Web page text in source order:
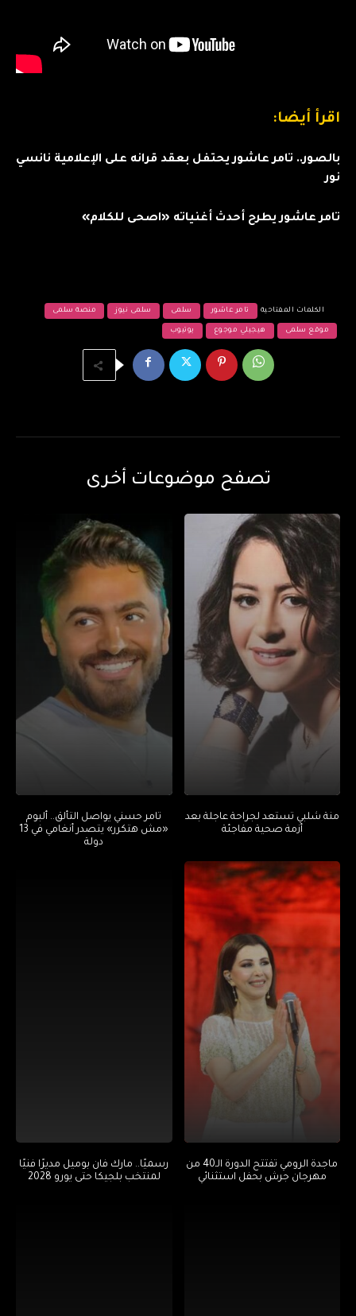
اقرأ أيضا:
بالصور.. تامر عاشور يحتفل بعقد قرانه على الإعلامية نانسي
نور
تامر عاشور يطرح أحدث أغنياته «اصحى للكلام»
الكلمات المفتاحية تامر عاشور سلمى سلمى نيوز منصة سلمى
موقع سلمى هيجيلي موجوع يوتيوب
تصفح موضوعات أخرى
منة شلبي تستعد لجراحة عاجلة بعد
أزمة صحية مفاجئة
تامر حسني يواصل التألق.. ألبوم
«مش هتكرر» يتصدر أنغامي في 13
دولة
ماجدة الرومي تفتتح الدورة الـ40 من
مهرجان جرش بحفل استثنائي
رسميًا.. مارك فان بوميل مديرًا فنيًا
لمنتخب بلجيكا حتى يورو 2028